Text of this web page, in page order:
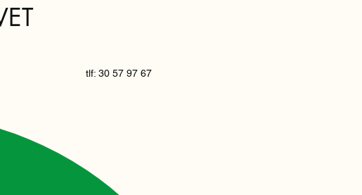
tlf: 30 57 97 67